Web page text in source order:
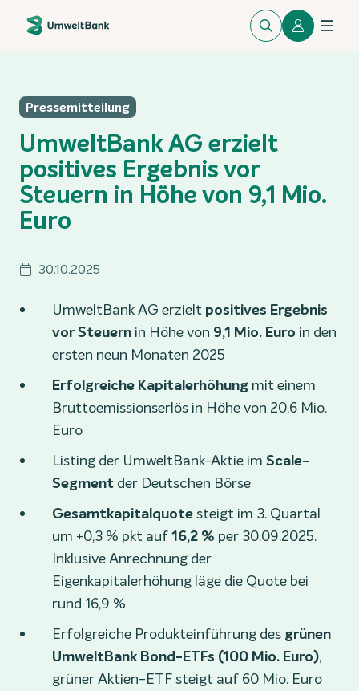
Pressemitteilung
UmweltBank AG erzielt
positives Ergebnis vor
Steuern in Höhe von 9,1 Mio.
Euro
30.10.2025
UmweltBank AG erzielt positives Ergebnis
vor Steuern in Höhe von 9,1 Mio. Euro in den
ersten neun Monaten 2025
Erfolgreiche Kapitalerhöhung mit einem
Bruttoemissionserlös in Höhe von 20,6 Mio.
Euro
Listing der UmweltBank-Aktie imScale-
Segment der Deutschen Börse
Gesamtkapitalquotesteigt im 3. Quartal
um +0,3 % pkt auf16,2 % per 30.09.2025.
Inklusive Anrechnung der
Eigenkapitalerhöhung läge die Quote bei
rund 16,9 %
Erfolgreiche Produkteinführung des grünen
UmweltBank Bond-ETFs (100 Mio. Euro),
grüner Aktien-ETF steigt auf 60 Mio. Euro